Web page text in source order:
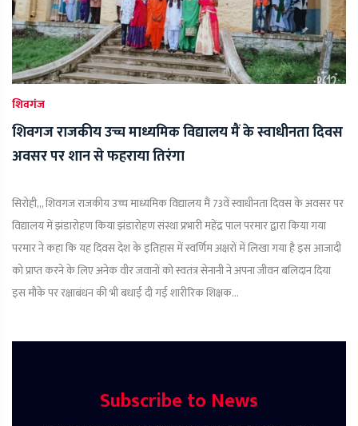
शिवगंज
शिवगज राजकीय उच्च माध्यमिक विद्यालय मैं के स्वाधीनता दिवस
अवसर पर शान से फहराया तिरंगा
सिरोही,,, शिवगज राजकीय उच्च माध्यमिक विद्यालय मैं 73वें स्वाधीनता दिवस के अवसर पर
विद्यालय में झंडारोहण किया झंडारोहण संस्था प्रभारी महेंद्र पाल परमार द्वारा किया गया
परमार ने कहा कि यह दिवस देश के इतिहास में स्वर्णिम अक्षरों में लिखा गया है इस आजादी
को प्राप्त करने के लिए अनेक वीर जवानों को स्वतंत्र सेनानी ने अपना जीवन बलिदान दिया
इस मौके पर रक्षाबंधन की भी बधाई दी गई शारीरिक शिक्षक...
Subscribe to News